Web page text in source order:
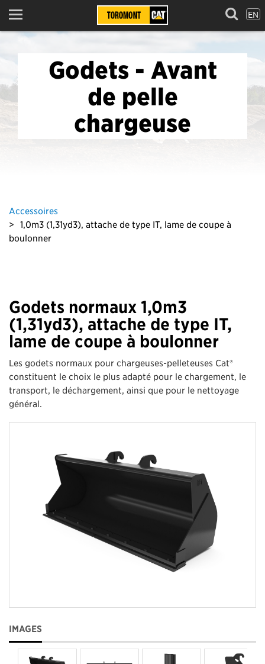
Menu EN
Godets - Avant
de pelle
chargeuse
Accessoires
1,0m3 (1,31yd3), attache de type IT, lame de coupe à
boulonner
Godets normaux 1,0m3
(1,31yd3), attache de type IT,
lame de coupe à boulonner
Les godets normaux pour chargeuses-pelleteuses Cat®
constituent le choix le plus adapté pour le chargement, le
transport, le déchargement, ainsi que pour le nettoyage
général.
IMAGES